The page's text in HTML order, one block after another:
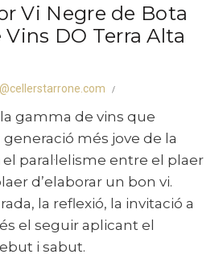
Vi Negre de Bota
DO Terra Alta
gamma de vins que
més jove de la
paral·lelisme entre el plaer
d’elaborar un bon vi.
la reflexió, la invitació a
el seguir aplicant el
i sabut.